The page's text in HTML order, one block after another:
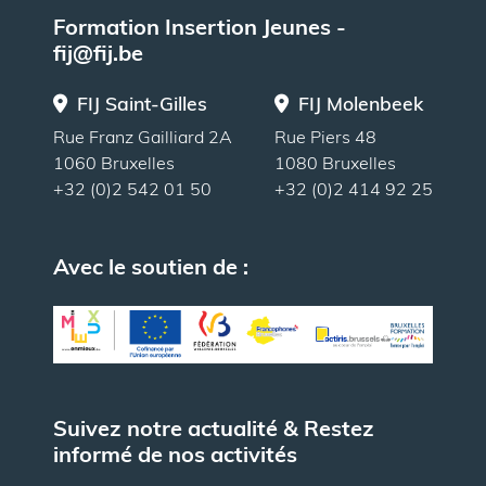
Formation Insertion Jeunes -
fij@fij.be
FIJ Saint-Gilles
Rue Franz Gailliard 2A
1060 Bruxelles
+32 (0)2 542 01 50
FIJ Molenbeek
Rue Piers 48
1080 Bruxelles
+32 (0)2 414 92 25
Avec le soutien de :
Suivez notre actualité & Restez
informé de nos activités